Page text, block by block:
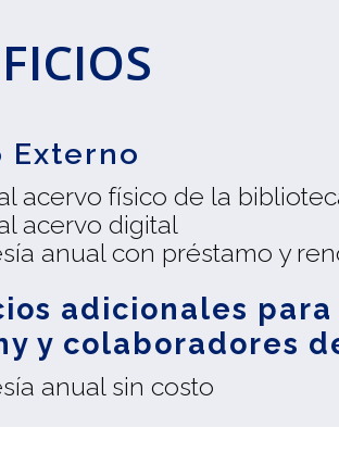
Externo
acervo físico de la
acervo digital
anual con préstamo y
adicionales
y colaboradores
anual sin costo